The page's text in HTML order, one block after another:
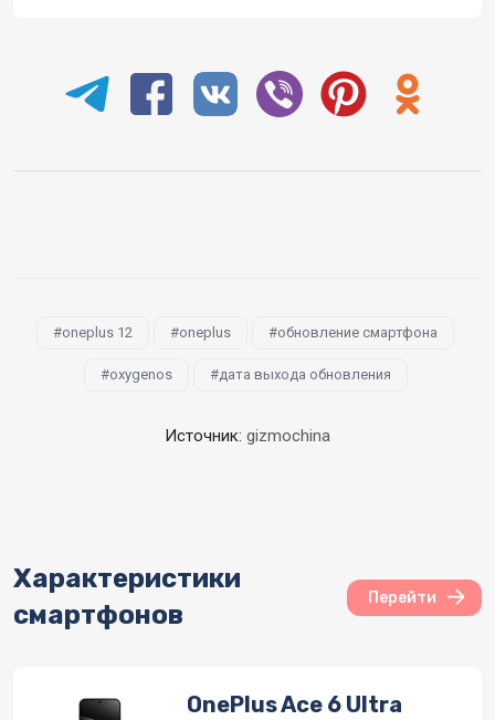
oneplus 12 oneplus обновление смартфона
oxygenos дата выхода обновления
Источник: gizmochina
Характеристики
смартфонов
Перейти
OnePlus Ace 6 Ultra